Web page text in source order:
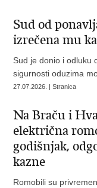
Sud od
izrečena mu
Sud je donio i odluku
sigurnosti oduzima
27.07.2026. | Stranica
Na Braču i
električna
godišnjak,
kazne
Romobili su